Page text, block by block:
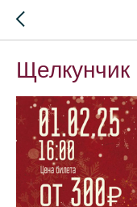
Щелкунчик